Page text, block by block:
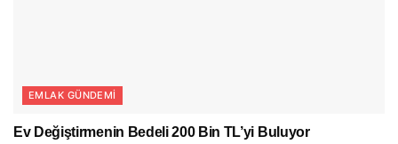
EMLAK GÜNDEMI
Ev Değiştirmenin Bedeli 200 Bin TL’yi Buluyor